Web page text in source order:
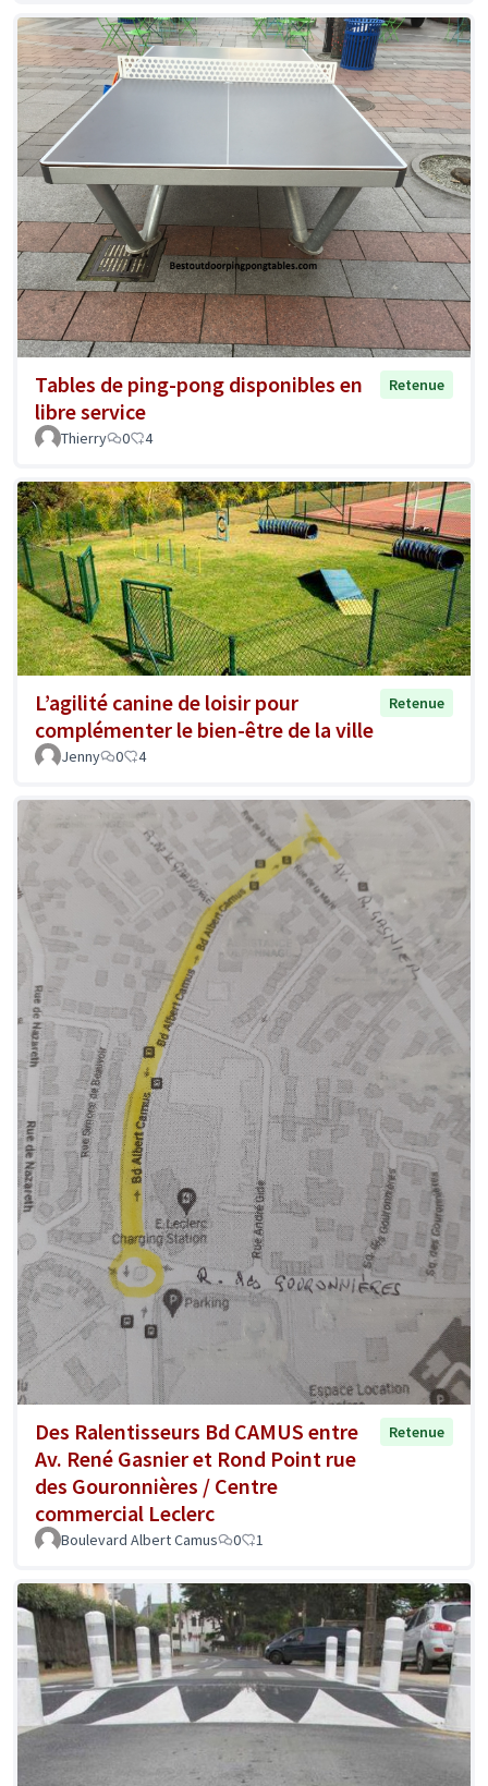
Tables de ping-pong disponibles en
libre service
Retenue
Thierry 0 4
L’agilité canine de loisir pour
complémenter le bien-être de la ville
Retenue
Jenny 0 4
Des Ralentisseurs Bd CAMUS entre
Av. René Gasnier et Rond Point rue
des Gouronnières / Centre
commercial Leclerc
Retenue
Boulevard Albert Camus 0 1